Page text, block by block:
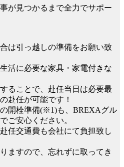
が見つかるまで全力でサポー
は引っ越しの準備をお願い致
活に必要な家具・家電付きな
ることで、赴任当日は必要最
赴任が可能です！
開栓準備(※1)も、BREXAグル
ご安心ください。
任交通費も会社にて負担致し
ますので、忘れずに取ってき